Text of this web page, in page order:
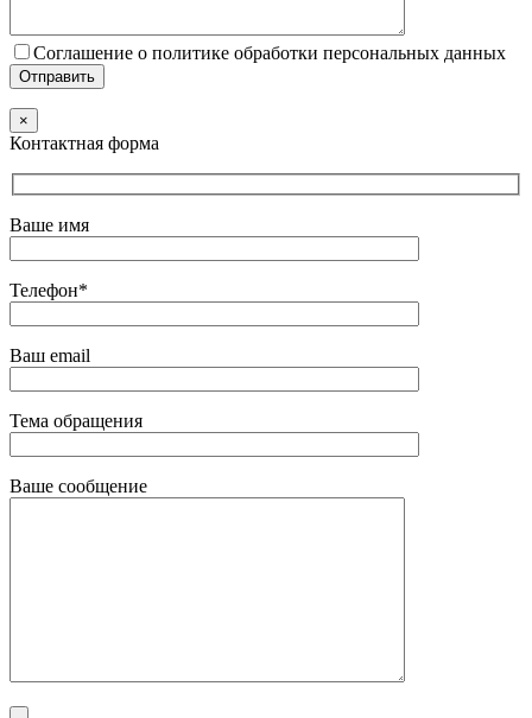
Соглашение о политике обработки персональных данных
×
Контактная форма
Ваше имя
Телефон*
Ваш email
Тема обращения
Ваше сообщение